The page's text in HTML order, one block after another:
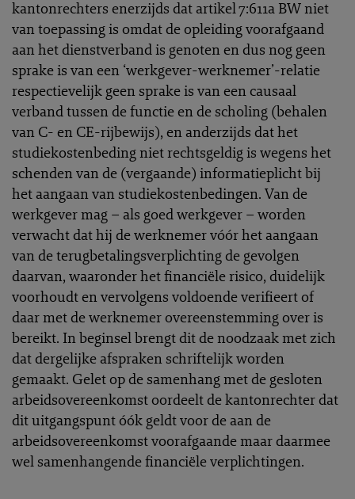
kantonrechters enerzijds dat artikel 7:611a BW niet
van toepassing is omdat de opleiding voorafgaand
aan het dienstverband is genoten en dus nog geen
sprake is van een ‘werkgever-werknemer’-relatie
respectievelijk geen sprake is van een causaal
verband tussen de functie en de scholing (behalen
van C- en CE-rijbewijs), en anderzijds dat het
studiekostenbeding niet rechtsgeldig is wegens het
schenden van de (vergaande) informatieplicht bij
het aangaan van studiekostenbedingen. Van de
werkgever mag – als goed werkgever – worden
verwacht dat hij de werknemer vóór het aangaan
van de terugbetalingsverplichting de gevolgen
daarvan, waaronder het financiële risico, duidelijk
voorhoudt en vervolgens voldoende verifieert of
daar met de werknemer overeenstemming over is
bereikt. In beginsel brengt dit de noodzaak met zich
dat dergelijke afspraken schriftelijk worden
gemaakt. Gelet op de samenhang met de gesloten
arbeidsovereenkomst oordeelt de kantonrechter dat
dit uitgangspunt óók geldt voor de aan de
arbeidsovereenkomst voorafgaande maar daarmee
wel samenhangende financiële verplichtingen.